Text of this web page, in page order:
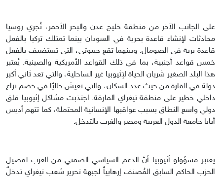
على الجانب الآخر من منطقة خليج عدن والبحر الأحمر، تُجري روسيا
محادثات لإنشاء قاعدة بحرية في السودان بينما تمتلك تركيا بالفعل
قاعدة برية في الصومال. وبينهما تقع جيبوتي، التي تستضيف بالفعل
خمس قواعد أجنبية، بما في ذلك القواعد الأمريكية والصينية. يُعتبر
هذا البلد الصغير شريان الحياة لإثيوبيا غير الساحلية، والتي تعد ثاني أكبر
دولة في القارة من حيث عدد السكان، والتي تعيش حاليًا في خضم نزاع
داخلي خطير على منطقة تيغراي المارقة. اجتذبت مشاكل إثيوبيا قلق
دولي واسع النطاق بسبب عواقبها الإنسانية المحتملة، كما تتهم أديس
أبابا جامعة الدول العربية ومصر والغرب بالتدخل.
يعتبر مسؤولو أثيوبيا أنَّ الدعم السياسي الضمني من الغرب لفصيل
الحزب الحاكم السابق المُصنف إرهابياً لجبهة تحرير شعب تيغراي تدخلٌ